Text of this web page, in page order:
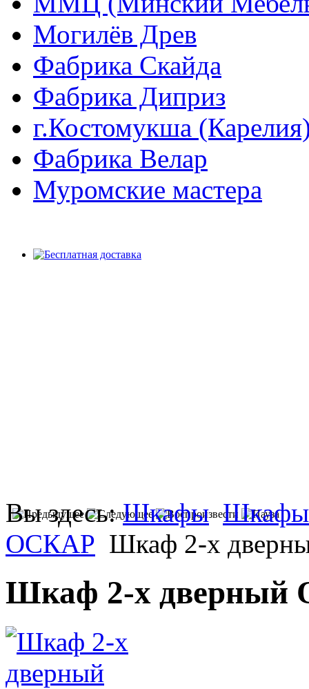
Могилёв Древ
Фабрика Скайда
Фабрика Диприз
г.Костомукша
Фабрика Велар
Муромские мастера
Вы здесь:Шкафы
ОСКАР Шкаф 2-х
Шкаф 2-х дверный